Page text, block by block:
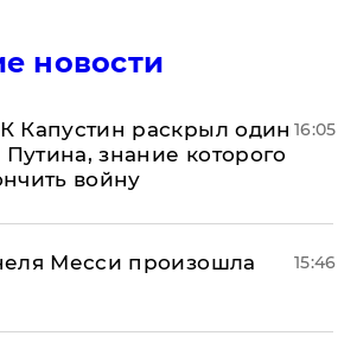
новости
Капустин раскрыл один
Путина, знание которого
войну
16:05
Месси произошла
15:46